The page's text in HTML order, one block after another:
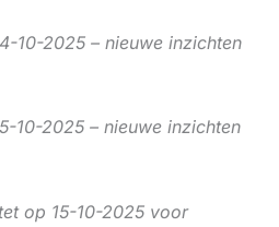
10-2025 – nieuwe inzichten
10-2025 – nieuwe inzichten
op 15-10-2025 voor